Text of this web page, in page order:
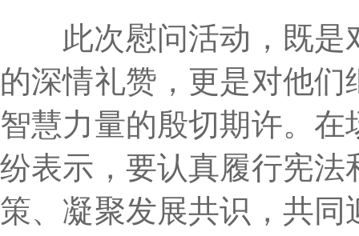
此次慰问活动，既是
的深情礼赞，更是对他
智慧力量的殷切期许。
纷表示，要认真履行宪
策、凝聚发展共识，共